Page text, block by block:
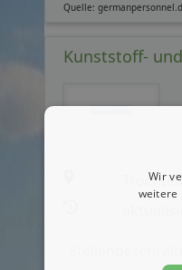
Quelle:
Kunststoff-
Wir
weitere